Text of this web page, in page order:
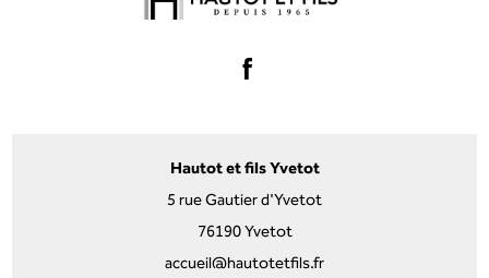
Hautot et fils Yvetot
5 rue Gautier d'Yvetot
76190 Yvetot
accueil@hautotetfils.fr